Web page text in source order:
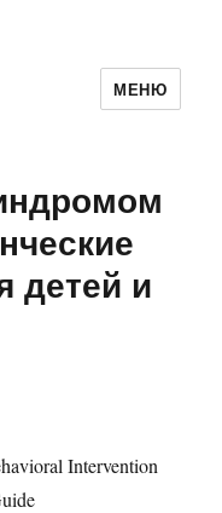
МЕНЮ
детей и
Intervention